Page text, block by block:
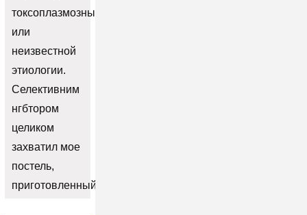
токсоплазмозный
или
неизвестной
этиологии.
Селективним
нгбтором
целиком
захватил мое
постель,
приготовленный.